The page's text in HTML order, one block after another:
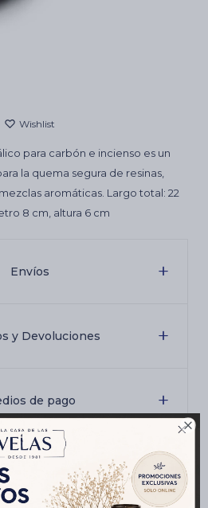

para carbón e incienso es un
la quema segura de resinas,
aromáticas. Largo total: 22
8 cm, altura 6 cm
Envíos
y Devoluciones
de pago